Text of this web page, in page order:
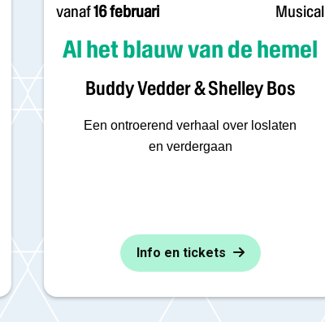
vanaf16 februari Musical
Al het blauw van de hemel
Buddy Vedder & Shelley Bos
Een ontroerend verhaal over loslaten
en verdergaan
Info en tickets